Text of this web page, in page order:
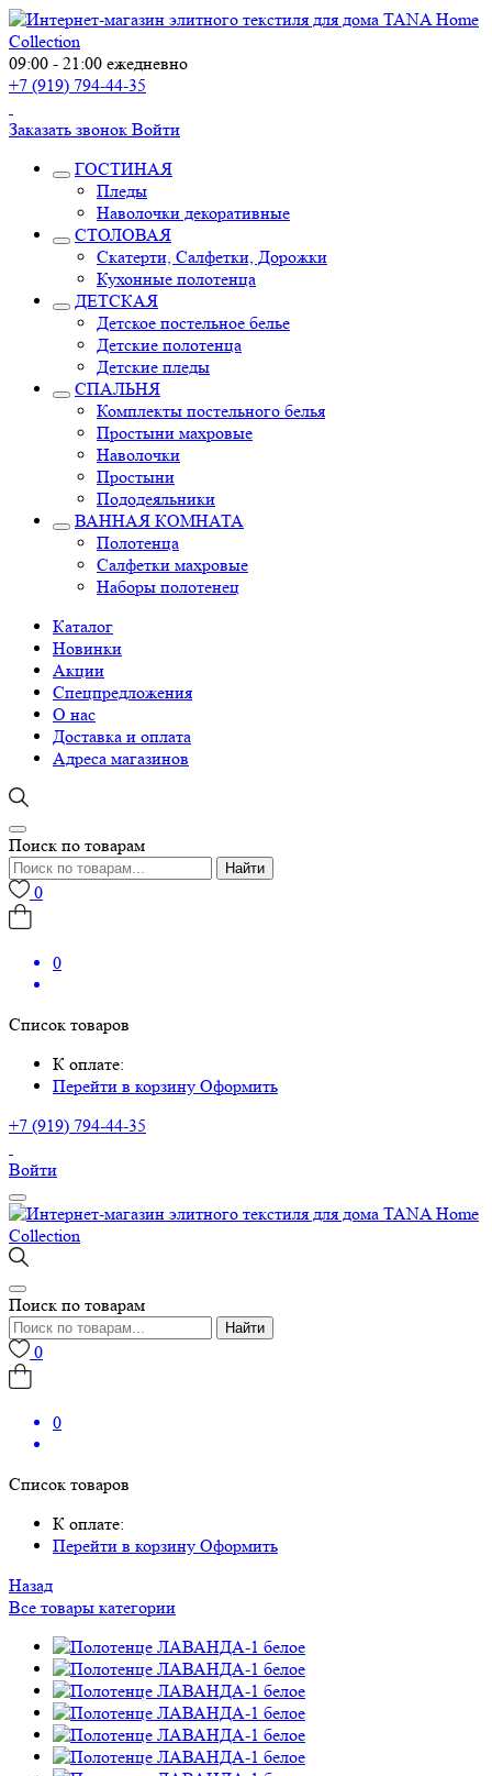
09:00 - 21:00 ежедневно
+7 (919) 794-44-35
Заказать звонок Войти
ГОСТИНАЯ
Пледы
Наволочки декоративные
СТОЛОВАЯ
Скатерти, Салфетки, Дорожки
Кухонные полотенца
ДЕТСКАЯ
Детское постельное белье
Детские полотенца
Детские пледы
СПАЛЬНЯ
Комплекты постельного белья
Простыни махровые
Наволочки
Простыни
Пододеяльники
ВАННАЯ КОМНАТА
Полотенца
Салфетки махровые
Наборы полотенец
Каталог
Новинки
Акции
Спецпредложения
О нас
Доставка и оплата
Адреса магазинов
Поиск по товарам
Найти
0
0
Список товаров
К оплате:
Перейти в корзину Оформить
+7 (919) 794-44-35
Войти
Поиск по товарам
Найти
0
0
Список товаров
К оплате:
Перейти в корзину Оформить
Назад
Все товары категории